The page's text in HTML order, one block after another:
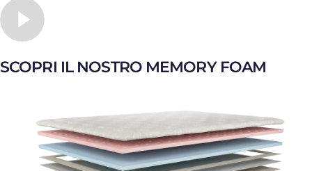
SCOPRI IL NOSTRO MEMORY FOAM